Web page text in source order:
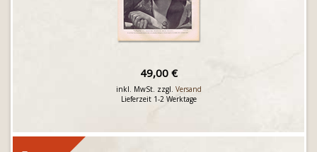
49,00 €
inkl. MwSt. zzgl. Versand
Lieferzeit 1-2 Werktage